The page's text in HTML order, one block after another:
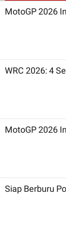
MotoGP 2026
WRC 2026: 4
MotoGP 2026
Siap Berburu